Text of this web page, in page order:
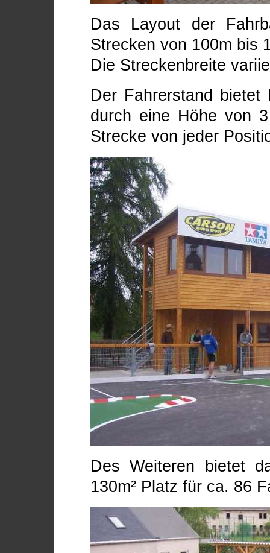
Das Layout der
Strecken von 100m bis
Die Streckenbreite
Der Fahrerstand
durch eine Höhe von
Strecke von jeder
Des Weiteren bietet
130m² Platz für ca. 86